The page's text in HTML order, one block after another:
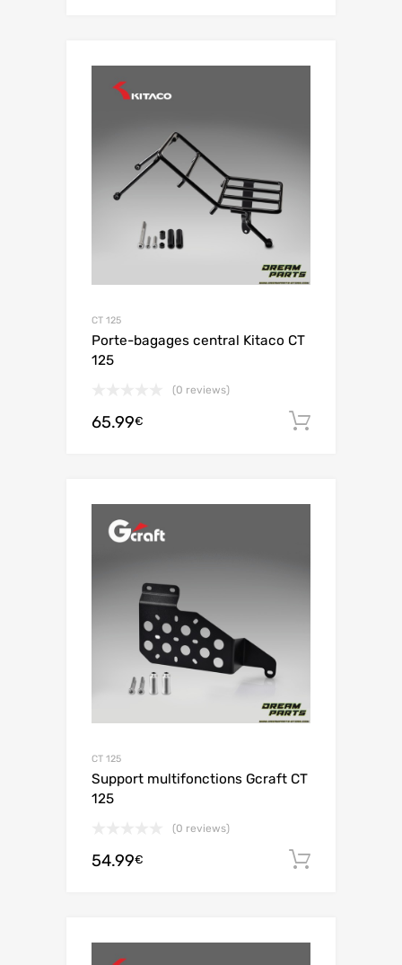
CT 125
Porte-bagages central Kitaco CT
125
(0 reviews)
65.99€
CT 125
Support multifonctions Gcraft CT
125
(0 reviews)
54.99€